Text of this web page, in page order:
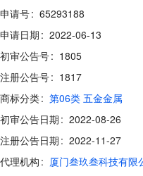
申请号
65293188
申请日期
2022-06-13
初审公告号
1805
注册公告号
1817
商标分类
第06类 五金金属
初审公告日期
2022-08-26
注册公告日期
2022-11-27
代理机构
厦门叁玖叁科技有限